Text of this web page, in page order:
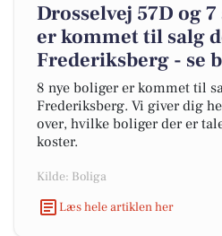
Drosselvej 57D og
er kommet til salg
Frederiksberg - se
8 nye boliger er kommet til
Frederiksberg. Vi giver dig
over, hvilke boliger der er
koster.
Kilde: Boliga
Læs hele artiklen her